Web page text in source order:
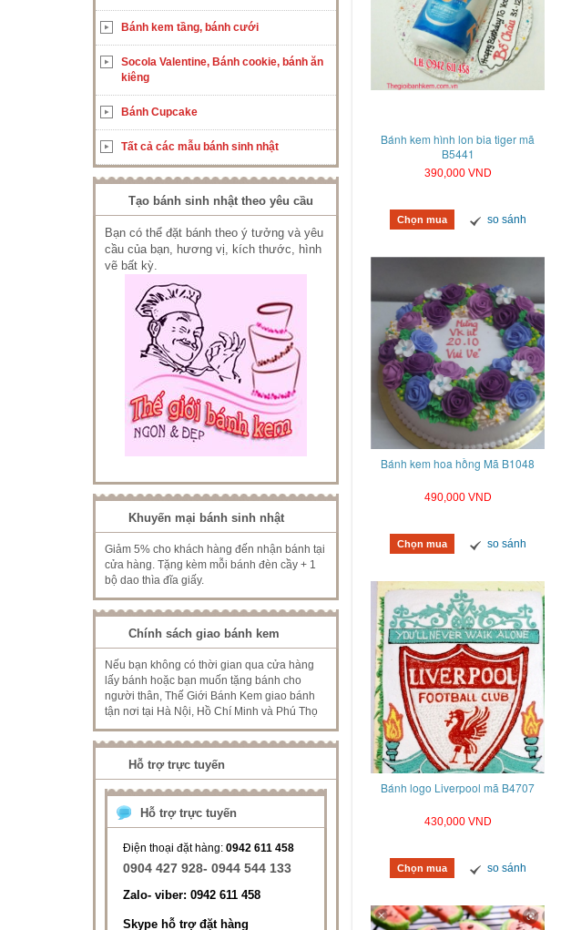
Bánh kem hình lon bia tiger mã
B5441
390,000 VND
Chọn mua so sánh
Bánh kem hoa hồng Mã B1048
490,000 VND
Chọn mua so sánh
Bánh logo Liverpool mã B4707
430,000 VND
Chọn mua so sánh
Bánh kem tầng, bánh cưới
Socola Valentine, Bánh cookie, bánh ăn
kiêng
Bánh Cupcake
Tất cả các mẫu bánh sinh nhật
Tạo bánh sinh nhật theo yêu cầu
Bạn có thể đặt bánh theo ý tưởng và yêu
cầu của bạn, hương vị, kích thước, hình
vẽ bất kỳ.
Khuyến mại bánh sinh nhật
Giảm 5% cho khách hàng đến nhận bánh tại
cửa hàng. Tặng kèm mỗi bánh đèn cầy + 1
bộ dao thìa đĩa giấy.
Chính sách giao bánh kem
Nếu bạn không có thời gian qua cửa hàng
lấy bánh hoặc bạn muốn tặng bánh cho
người thân, Thế Giới Bánh Kem giao bánh
tận nơi tại Hà Nội, Hồ Chí Minh và Phú Thọ
Hỗ trợ trực tuyến
Hỗ trợ trực tuyến
Điện thoại đặt hàng: 0942 611 458
0904 427 928- 0944 544 133
Zalo- viber: 0942 611 458
Skype hỗ trợ đặt hàng